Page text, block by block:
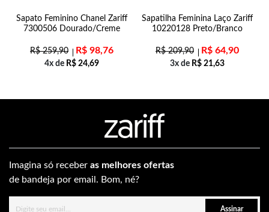
Sapato Feminino Chanel Zariff
7300506 Dourado/Creme
R$259,90 R$ 98,76
4x de R$ 24,69
Sapatilha Feminina Laço Zariff
10220128 Preto/Branco
R$209,90 R$ 64,90
3x de R$ 21,63
Imagina só receber as melhores ofertas
de bandeja por email. Bom, né?
Assinar